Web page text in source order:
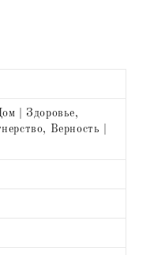
| Здоровье,
Верность |